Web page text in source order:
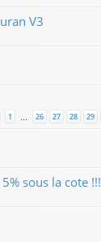
V3
1 … 26 27 28 29
sous la cote !!!